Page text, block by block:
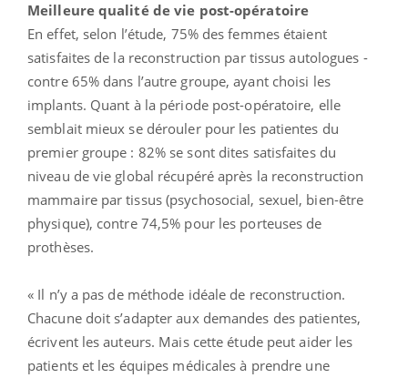
Meilleure qualité de vie post-opératoire
En effet, selon l’étude, 75% des femmes étaient
satisfaites de la reconstruction par tissus autologues -
contre 65% dans l’autre groupe, ayant choisi les
implants. Quant à la période post-opératoire, elle
semblait mieux se dérouler pour les patientes du
premier groupe : 82% se sont dites satisfaites du
niveau de vie global récupéré après la reconstruction
mammaire par tissus (psychosocial, sexuel, bien-être
physique), contre 74,5% pour les porteuses de
prothèses.
« Il n’y a pas de méthode idéale de reconstruction.
Chacune doit s’adapter aux demandes des patientes,
écrivent les auteurs. Mais cette étude peut aider les
patients et les équipes médicales à prendre une